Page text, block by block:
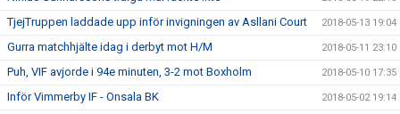
TjejTruppen laddade upp inför invigningen av Asllani Court 2018-05-13 19:04
Gurra matchhjälte idag i derbyt mot H/M 2018-05-11 23:10
Puh, VIF avjorde i 94e minuten, 3-2 mot Boxholm 2018-05-10 17:35
Inför Vimmerby IF - Onsala BK 2018-05-02 19:14